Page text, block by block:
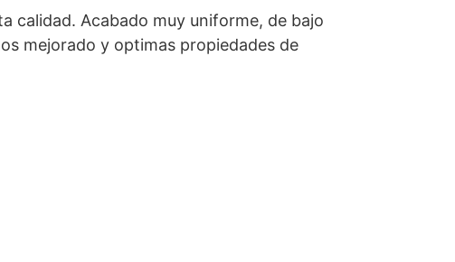
calidad. Acabado muy uniforme, de bajo
mejorado y optimas propiedades de